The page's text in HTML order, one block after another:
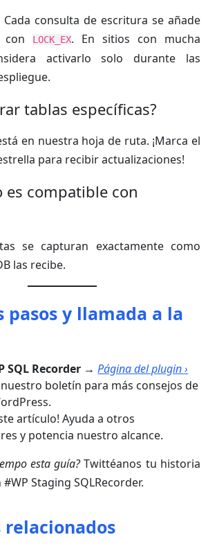
consulta de escritura se añade
LOCK_EX. En sitios con mucha
activarlo solo durante las
tablas específicas?
en nuestra hoja de ruta. ¡Marca el
para recibir actualizaciones!
es compatible con
se capturan exactamente como
las recibe.
pasos y llamada a la
SQL Recorder → Página del plugin ›
boletín para más consejos de
artículo! Ayuda a otros
y potencia nuestro alcance.
esta guía?Twittéanos tu historia
Staging SQLRecorder.